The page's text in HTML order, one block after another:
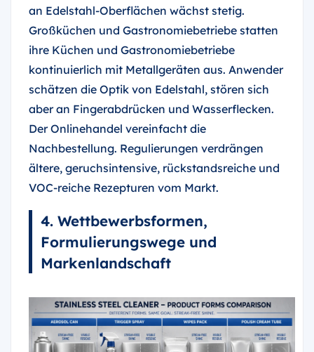
an Edelstahl-Oberflächen wächst stetig.
Großküchen und Gastronomiebetriebe statten
ihre Küchen und Gastronomiebetriebe
kontinuierlich mit Metallgeräten aus. Anwender
schätzen die Optik von Edelstahl, stören sich
aber an Fingerabdrücken und Wasserflecken.
Der Onlinehandel vereinfacht die
Nachbestellung. Regulierungen verdrängen
ältere, geruchsintensive, rückstandsreiche und
VOC-reiche Rezepturen vom Markt.
4. Wettbewerbsformen,
Formulierungswege und
Markenlandschaft